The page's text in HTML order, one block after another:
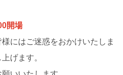
開場
にはご迷惑をおかけいたしま
げます。